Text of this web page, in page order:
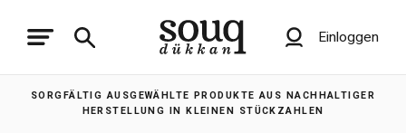
Einloggen
SORGFÄLTIG AUSGEWÄHLTE PRODUKTE AUS NACHHALTIGER
HERSTELLUNG IN KLEINEN STÜCKZAHLEN